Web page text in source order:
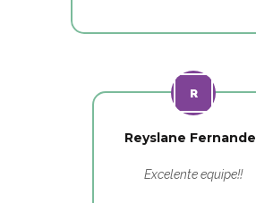
Reyslane
Excelente equipe!!